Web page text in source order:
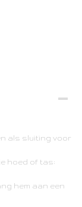
als sluiting voor
hoed of tas:
hem aan een
hanger